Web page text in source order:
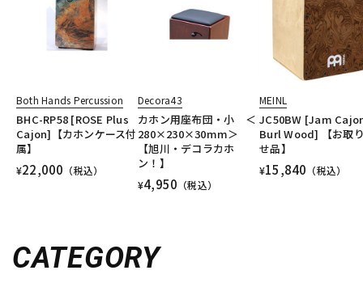
Both Hands Percussion
BHC-RP58 [ROSE Plus
Cajon]【カホンケース付
属】
¥22,000 （税込）
Decora43
カホン用座布団・小 ＜
280×230×30mm＞
【旭川・デコラカホ
ン！】
¥4,950 （税込）
MEINL
JC50BW [Jam
Burl Wood] 【お取
せ品】
¥15,840 （税込）
CATEGORY